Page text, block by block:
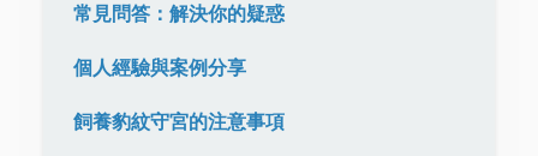
常見問答：解決你的疑惑
個人經驗與案例分享
飼養豹紋守宮的注意事項